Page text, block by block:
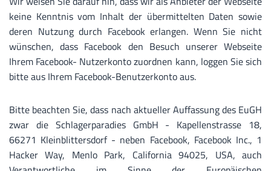
keine Kenntnis vom Inhalt der übermittelten Daten sowie
deren Nutzung durch Facebook erlangen. Wenn Sie nicht
wünschen, dass Facebook den Besuch unserer Webseite
Ihrem Facebook- Nutzerkonto zuordnen kann, loggen Sie sich
bitte aus Ihrem Facebook-Benutzerkonto aus.
Bitte beachten Sie, dass nach aktueller Auffassung des EuGH
zwar die Schlagerparadies GmbH - Kapellenstrasse 18,
66271 Kleinblittersdorf - neben Facebook, Facebook Inc., 1
Hacker Way, Menlo Park, California 94025, USA, auch